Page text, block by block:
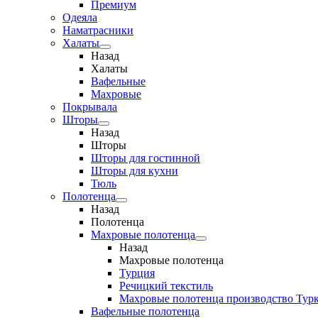
Премиум
Одеяла
Наматрасники
Халаты
Назад
Халаты
Вафельные
Махровые
Покрывала
Шторы
Назад
Шторы
Шторы для гостинной
Шторы для кухни
Тюль
Полотенца
Назад
Полотенца
Махровые полотенца
Назад
Махровые полотенца
Турция
Речицкий текстиль
Махровые полотенца производство
Вафельные полотенца